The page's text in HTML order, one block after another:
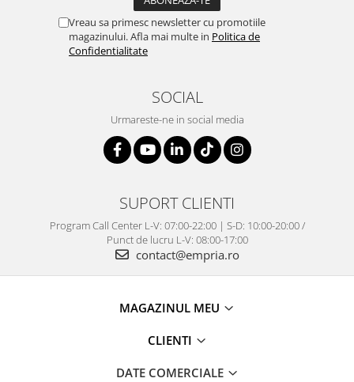
Vreau sa primesc newsletter cu promotiile
magazinului. Afla mai multe in Politica de
Confidentialitate
SOCIAL
Urmareste-ne in social media
SUPORT CLIENTI
Program Call Center L-V: 07:00-22:00 | S-D: 10:00-20:00 /
Punct de lucru L-V: 08:00-17:00
contact@empria.ro
MAGAZINUL MEU
CLIENTI
DATE COMERCIALE